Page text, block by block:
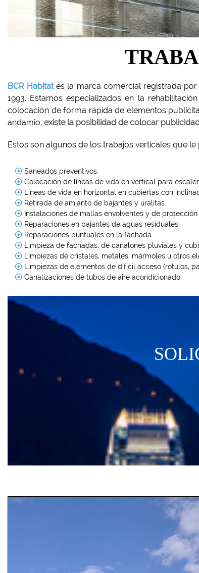
BCR Habitat es la marca comercial registrada
1993. Estamos especializados en la
colocación de forma rápida de elementos
andamio, existe la posibilidad de colocar
Estos son algunos de los trabajos verticales que
Saneados preventivos.
Colocación de líneas de vida en vertical para
Líneas de vida en horizontal en cubiertas con
Retirada de amianto de bajantes y uralitas.
Instalaciones de mallas envolventes y de protección.
Reparaciones en bajantes de aguas residuales.
Reparaciones puntuales en la fachada.
Limpieza de fachadas, de canalones pluviales y
Limpiezas de cristales, metales, mármoles u otros
Limpiezas de elementos de difícil acceso (rótulos,
Canalizaciones de tubos de aire acondicionado.